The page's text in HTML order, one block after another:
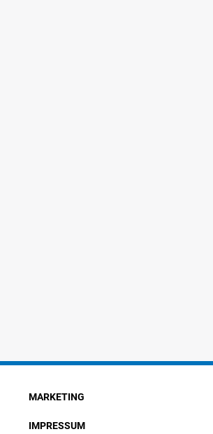
MARKETING
IMPRESSUM